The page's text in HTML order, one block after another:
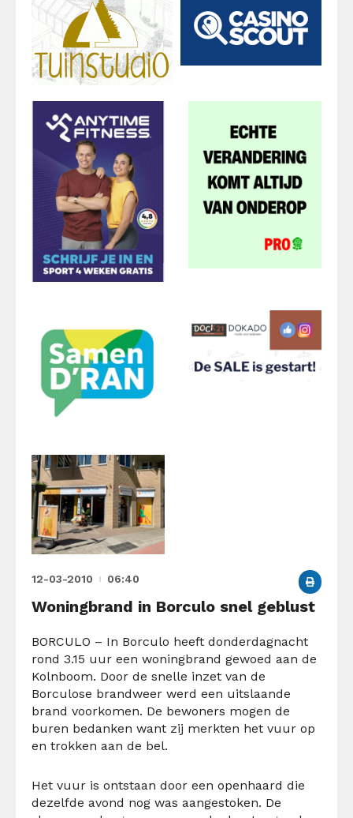
12-03-2010 06:40
Woningbrand in Borculo snel geblust
BORCULO – In Borculo heeft donderdagnacht
rond 3.15 uur een woningbrand gewoed aan de
Kolnboom. Door de snelle inzet van de
Borculose brandweer werd een uitslaande
brand voorkomen. De bewoners mogen de
buren bedanken want zij merkten het vuur op
en trokken aan de bel.
Het vuur is ontstaan door een openhaard die
dezelfde avond nog was aangestoken. De